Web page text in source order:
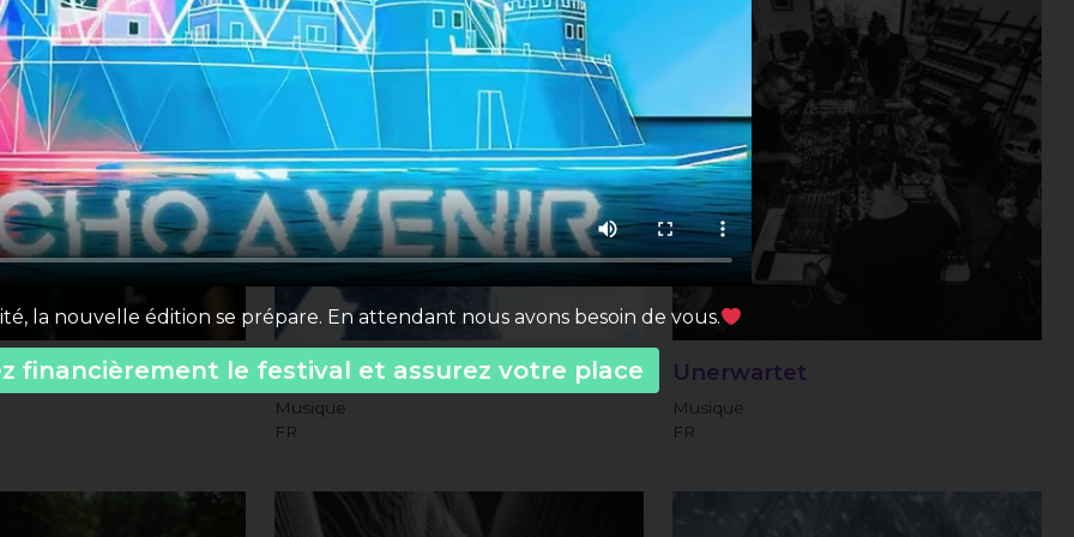
Flore
Musique
FR
Unerwartet
Musique
FR
la nouvelle édition se prépare. En attendant nous avons besoin de vous.
financièrement le festival et assurez votre place